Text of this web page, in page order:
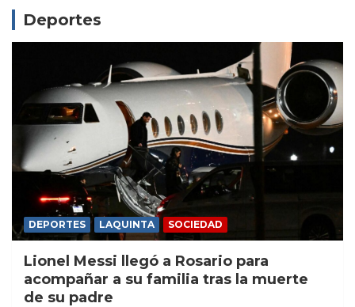
Deportes
DEPORTES LAQUINTA SOCIEDAD
Lionel Messi llegó a Rosario para
acompañar a su familia tras la muerte
de su padre